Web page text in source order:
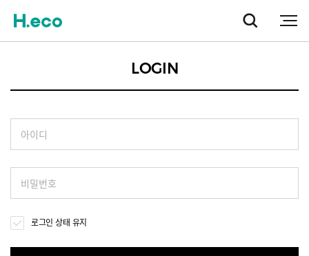
LOGIN
아이디
비밀번호
로그인 상태 유지